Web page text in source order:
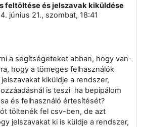
feltöltése és jelszavak kiküldése
június 21., szombat, 18:41
a segítségeteket abban, hogy van-
hogy a tömeges felhasználók
kiküldje a rendszer,
is teszi ha bepipálom
és felhasználó értesítését?
töltenék fel csv-ben, de azt
jelszavakat ki is küldje a rendszer,